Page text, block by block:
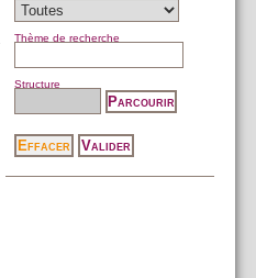
Thème de recherche
Structure